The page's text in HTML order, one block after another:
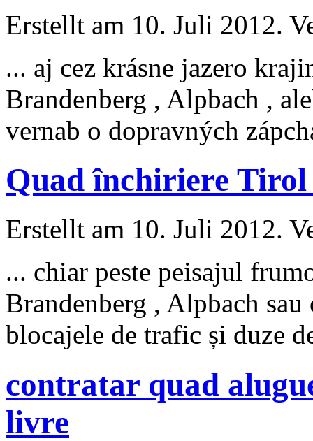
Erstellt am 10. Juli 2012.
... aj cez krásne jazero
Brandenberg , Alpbach ,
vernab o dopravných
Quad închiriere
Erstellt am 10. Juli 2012.
... chiar peste peisajul
Brandenberg , Alpbach
blocajele de trafic și duze
contratar quad
livre